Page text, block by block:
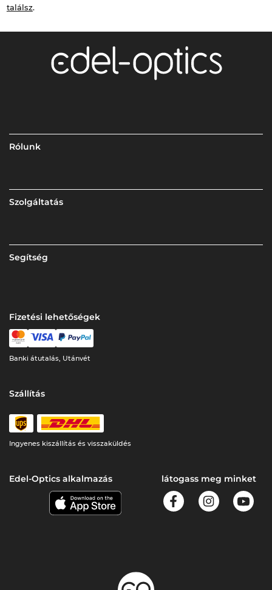
találsz.
Rólunk
Szolgáltatás
Segítség
Fizetési lehetőségek
Banki átutalás, Utánvét
Szállítás
Ingyenes kiszállítás és visszaküldés
Edel-Optics alkalmazás látogass meg minket